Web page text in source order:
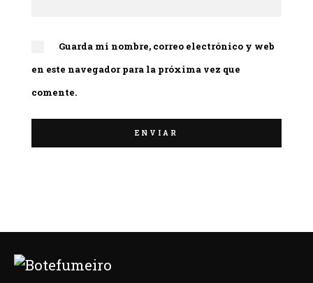
Guarda mi nombre, correo electrónico y web
en este navegador para la próxima vez que
comente.